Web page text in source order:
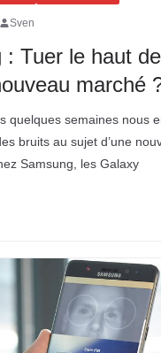
Sven
: Tuer le haut
marché
quelques semaines nous
bruits au sujet d’une
Samsung, les Galaxy